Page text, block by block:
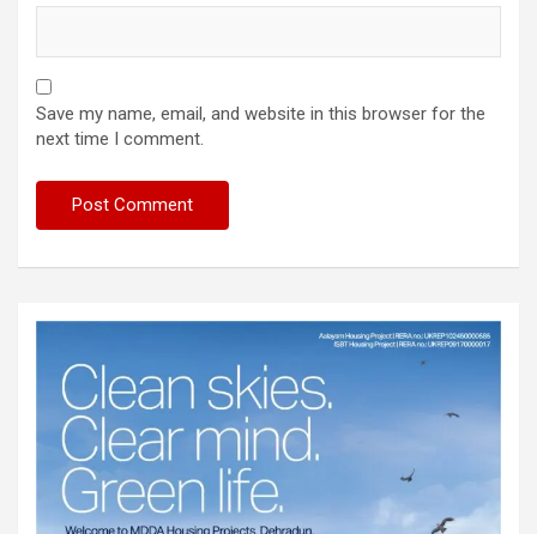
Save my name, email, and website in this browser for the
next time I comment.